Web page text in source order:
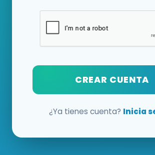
CREAR CUENTA
¿Ya tienes cuenta? Inicia